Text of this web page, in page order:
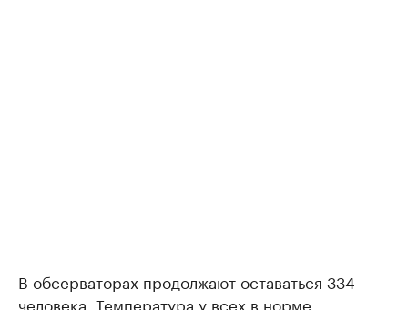
В обсерваторах продолжают оставаться 334
человека. Температура у всех в норме,